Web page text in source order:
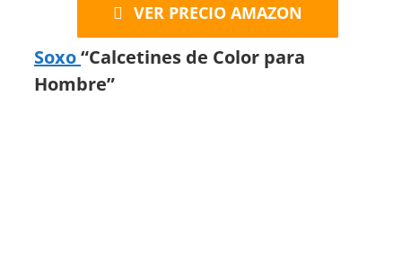
VER PRECIO AMAZON
Soxo“Calcetines de Color para
Hombre”